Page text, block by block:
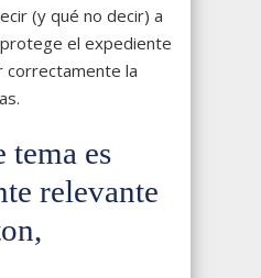
(y qué no decir) a
el expediente
correctamente la
tema es
relevante